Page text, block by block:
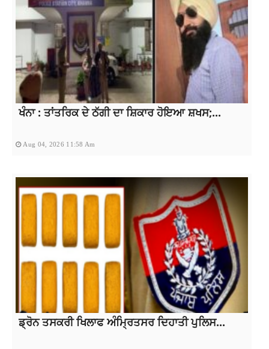
ਖੰਨਾ : ਤਾਂਤਰਿਕ ਦੇ ਠੱਗੀ ਦਾ ਸ਼ਿਕਾਰ ਹੋਇਆ ਸ਼ਖਸ;...
Aug 04, 2026 11:58 Am
ਡ੍ਰੋਨ ਤਸਕਰੀ ਖਿਲਾਫ ਅੰਮ੍ਰਿਤਸਰ ਦਿਹਾਤੀ ਪੁਲਿਸ...